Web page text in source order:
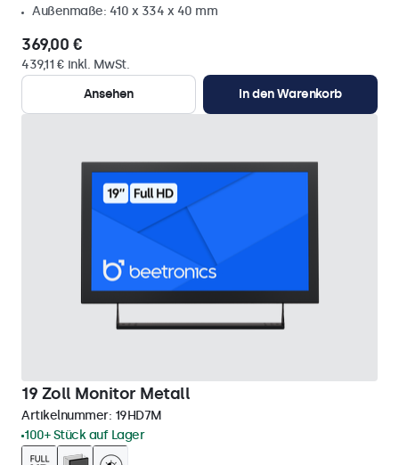
Außenmaße: 410 x 334 x 40 mm
369,00 €
439,11 € inkl. MwSt.
Ansehen
In den Warenkorb
19 Zoll Monitor Metall
Artikelnummer: 19HD7M
100+ Stück auf Lager